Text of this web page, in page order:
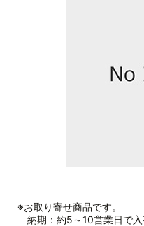
※お取り寄せ商品です。
納期：約5～10営業日で入